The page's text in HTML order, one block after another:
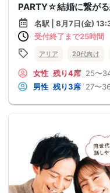
PARTY☆結婚に繋が
名駅 | 8月7日(金)
受付終了まで25時間
アリア 20代向け
女性 残り4席 25〜
男性 残り3席 27〜